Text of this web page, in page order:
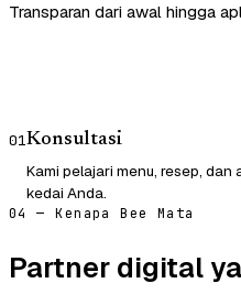
Transparan dari awal hingga
01Konsultasi
Kami pelajari menu, resep, dan
kedai Anda.
04 — Kenapa Bee Mata
Partner digital